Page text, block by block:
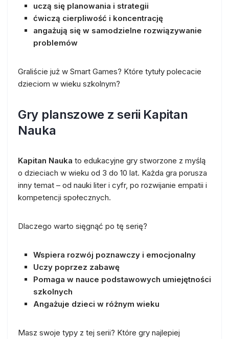
uczą się planowania i strategii
ćwiczą cierpliwość i koncentrację
angażują się w samodzielne rozwiązywanie
problemów
Graliście już w Smart Games? Które tytuły polecacie
dzieciom w wieku szkolnym?
Gry planszowe z serii Kapitan
Nauka
Kapitan Nauka to edukacyjne gry stworzone z myślą
o dzieciach w wieku od 3 do 10 lat. Każda gra porusza
inny temat – od nauki liter i cyfr, po rozwijanie empatii i
kompetencji społecznych.
Dlaczego warto sięgnąć po tę serię?
Wspiera rozwój poznawczy i emocjonalny
Uczy poprzez zabawę
Pomaga w nauce podstawowych umiejętności
szkolnych
Angażuje dzieci w różnym wieku
Masz swoje typy z tej serii? Które gry najlepiej